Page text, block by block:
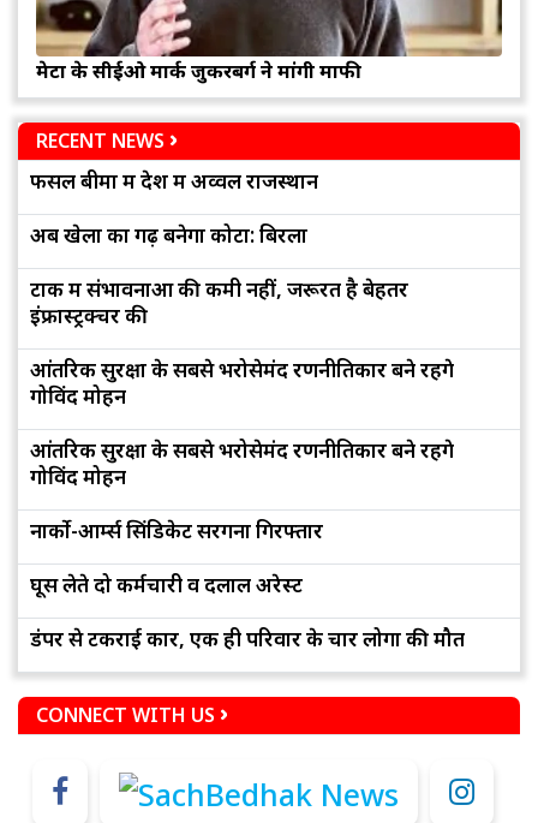
मेटा के सीईओ मार्क जुकरबर्ग ने मांगी माफी
RECENT NEWS
फसल बीमा में देश में अव्वल राजस्थान
अब खेलों का गढ़ बनेगा कोटा: बिरला
टोंक में संभावनाओं की कमी नहीं, जरूरत है बेहतर
इंफ्रास्ट्रक्चर की
आंतरिक सुरक्षा के सबसे भरोसेमंद रणनीतिकार बने रहेंगे
गोविंद मोहन
आंतरिक सुरक्षा के सबसे भरोसेमंद रणनीतिकार बने रहेंगे
गोविंद मोहन
नार्को-आर्म्स सिंडिकेट सरगना गिरफ्तार
घूस लेते दो कर्मचारी व दलाल अरेस्ट
डंपर से टकराई कार, एक ही परिवार के चार लोगों की मौत
CONNECT WITH US